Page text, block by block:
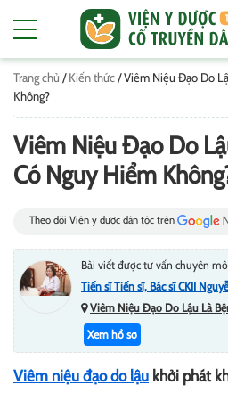
Trang chủ /Kiến thức/Viêm Niệu Đạo Do
Không?
Viêm Niệu Đạo Do
Có Nguy Hiểm
Theo dõi Viện y dược dân tộc trên
Bài viết được tư vấn chuyên
Tiến sĩ Tiến sĩ, Bác sĩ CKII
Viêm Niệu Đạo Do Lậu Là
Xem hồ sơ
Viêm niệu đạo do lậu khởi phát